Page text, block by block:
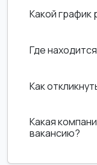
Какой график
Где
Как
Какая
вакансию?